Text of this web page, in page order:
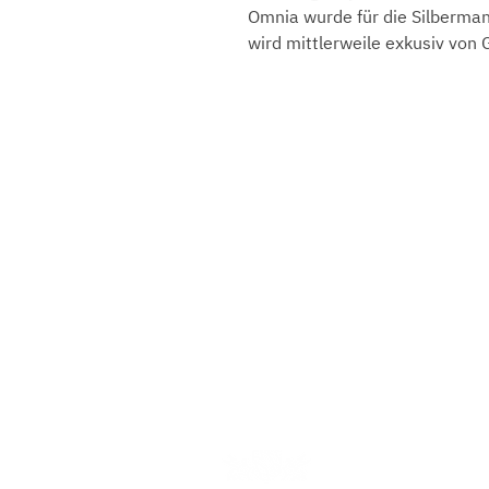
Omnia wurde für die
wird mittlerweile exkusiv von